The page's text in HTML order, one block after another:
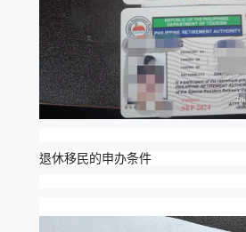
退休移民的申办条件